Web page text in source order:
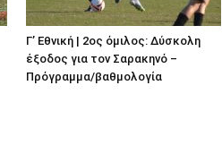
Γ’ Εθνική | 2ος όμιλος: Δύσκολη
έξοδος για τον Σαρακηνό –
Πρόγραμμα/βαθμολογία